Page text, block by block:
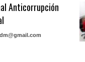
Anticorrupción